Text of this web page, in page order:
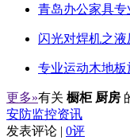
青岛办公家具专
闪光对焊机之
专业运动木地
更多»有关 橱柜 厨房
安防监控资讯
发表评论 | 0评